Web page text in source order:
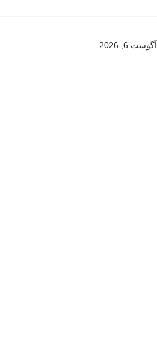
آگوست 6, 2026